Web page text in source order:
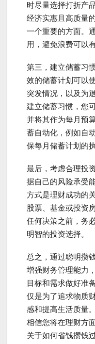
时尽量选择打折产
经济实惠且高质量
一个重要的方面。
用，避免浪费可以
第三，建立储蓄习
效的储蓄计划可以
突发情况，以及为
建立储蓄习惯，您
并将其作为每月预
蓄自动化，例如自
保每月储蓄计划的执
最后，考虑合理投
据自己的风险承受
方式是理财成功的
股票、基金或投资
任何决策之前，务
明智的投资选择。
总之，通过聪明攒
增强财务管理能力
目标和需求做好准
仅是为了追求物质
感和提高生活质量
相信您将在理财方
关于如何省钱攒钱